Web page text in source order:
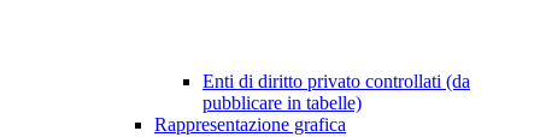
Enti di diritto privato controllati (da
pubblicare in tabelle)
Rappresentazione grafica